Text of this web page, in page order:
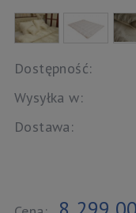
Dostępność:
Wysyłka w:
Dostawa:
Cena nie zawiera